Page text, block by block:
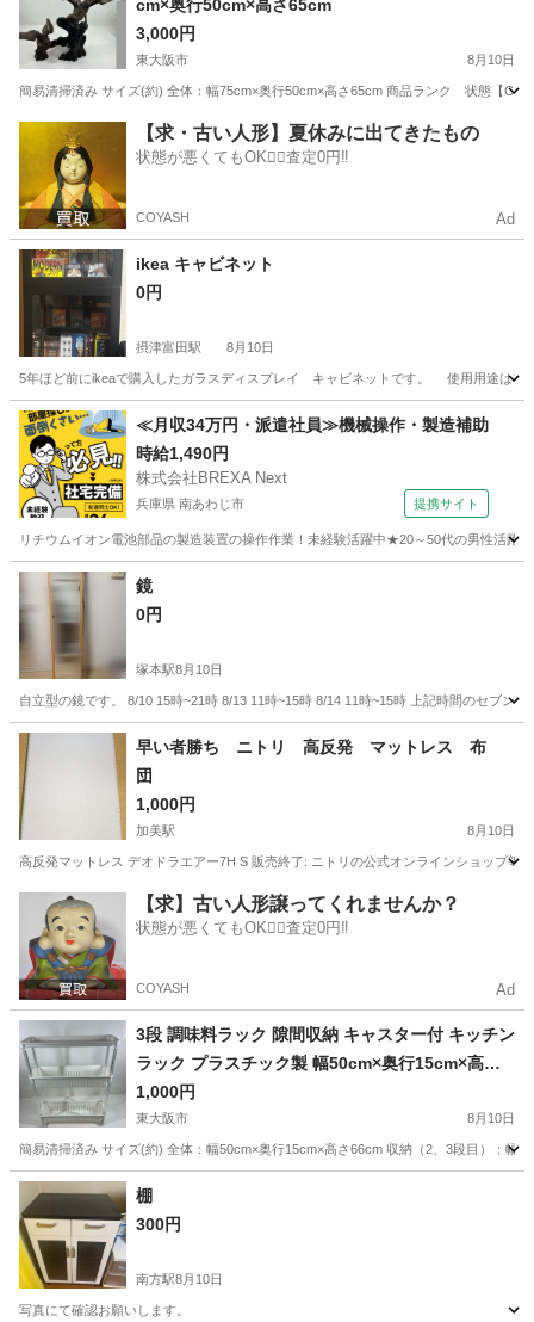
cm×奥行50cm×高さ65cm
3,000円
東大阪市 8月10日
簡易清掃済み サイズ(約) 全体：幅75cm×奥行50cm×高さ65cm 商品ランク 状態【C
インテリア雑貨/小物 オブジェ
【求・古い人形】夏休みに出てきたもの
状態が悪くてもOK🙆‍♀️査定0円‼️
COYASH Ad
ikea キャビネット
0円
摂津富田駅 8月10日
5年ほど前にikeaで購入したガラスディスプレイ キャビネットです。 使用用途はフ
大阪 高槻市 摂津富田駅 収納家具 ikea
≪月収34万円・派遣社員≫機械操作・製造補助
時給1,490円
株式会社BREXA Next
兵庫県 南あわじ市 提携サイト
リチウムイオン電池部品の製造装置の操作作業！未経験活躍中★20～50代の男性活
兵庫 南あわじ市
鏡
0円
塚本駅8月10日
自立型の鏡です。 8/10 15時~21時 8/13 11時~15時 8/14 11時~15時 上記時間のセブン
大阪 大阪市 塚本駅 ミラー/鏡
早い者勝ち ニトリ 高反発 マットレス 布
団
1,000円
加美駅 8月10日
高反発マットレス デオドラエアー7H S 販売終了: ニトリの公式オンラインショップ
大阪市 加美駅 寝具
【求】古い人形譲ってくれませんか？
状態が悪くてもOK🙆‍♀️査定0円‼️
COYASH Ad
3段 調味料ラック 隙間収納 キャスター付 キッチン
ラック プラスチック製 幅50cm×奥行15cm×高さ6
6cm
1,000円
東大阪市 8月10日
簡易清掃済み サイズ(約) 全体：幅50cm×奥行15cm×高さ66cm 収納（2、3段目）：
大阪 東大阪市 棚
300円
南方駅8月10日
写真にて確認お願いします。